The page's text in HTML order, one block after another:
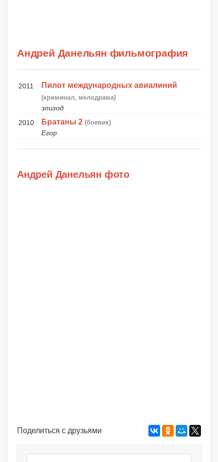
Андрей Данельян фильмография
2011 Пилот международных авиалиний
(криминал, мелодрама)
эпизод
2010
Братаны 2 (боевик)
Егор
Андрей Данельян фото
Поделиться с друзьями